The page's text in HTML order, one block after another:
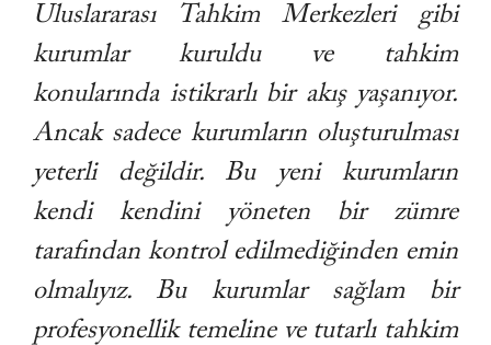
Uluslararası Tahkim Merkezleri gibi
kurumlar kuruldu ve tahkim
konularında istikrarlı bir akış yaşanıyor.
Ancak sadece kurumların oluşturulması
yeterli değildir. Bu yeni kurumların
kendi kendini yöneten bir zümre
tarafından kontrol edilmediğinden emin
olmalıyız. Bu kurumlar sağlam bir
profesyonellik temeline ve tutarlı tahkim